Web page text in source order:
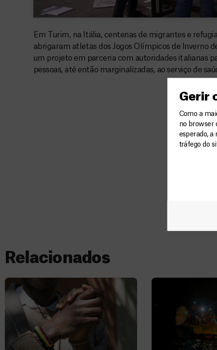
Gerir
Como a
no browser
esperado,
tráfego do
Em Turim, na Itália, centenas de migrantes e
abrigaram atletas dos Jogos Olímpicos de Inverno
um projeto em parceria com autoridades italianas
pessoas, até então marginalizadas, ao serviço de
Relacionados